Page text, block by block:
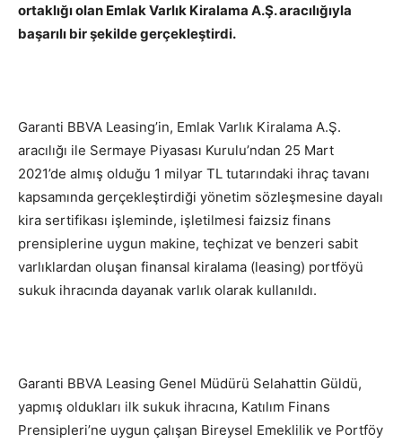
ortaklığı olan Emlak Varlık Kiralama A.Ş. aracılığıyla
başarılı bir şekilde gerçekleştirdi.
Garanti BBVA Leasing’in, Emlak Varlık Kiralama A.Ş.
aracılığı ile Sermaye Piyasası Kurulu’ndan 25 Mart
2021’de almış olduğu 1 milyar TL tutarındaki ihraç tavanı
kapsamında gerçekleştirdiği yönetim sözleşmesine dayalı
kira sertifikası işleminde, işletilmesi faizsiz finans
prensiplerine uygun makine, teçhizat ve benzeri sabit
varlıklardan oluşan finansal kiralama (leasing) portföyü
sukuk ihracında dayanak varlık olarak kullanıldı.
Garanti BBVA Leasing Genel Müdürü Selahattin Güldü,
yapmış oldukları ilk sukuk ihracına, Katılım Finans
Prensipleri’ne uygun çalışan Bireysel Emeklilik ve Portföy